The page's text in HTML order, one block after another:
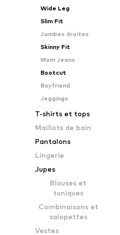
Wide Leg
Slim Fit
Jambes droites
Skinny Fit
Mom Jeans
Bootcut
Boyfriend
Jeggings
T-shirts et tops
Maillots de bain
Pantalons
Lingerie
Jupes
Blouses et
tuniques
Combinaisons et
salopettes
Vestes